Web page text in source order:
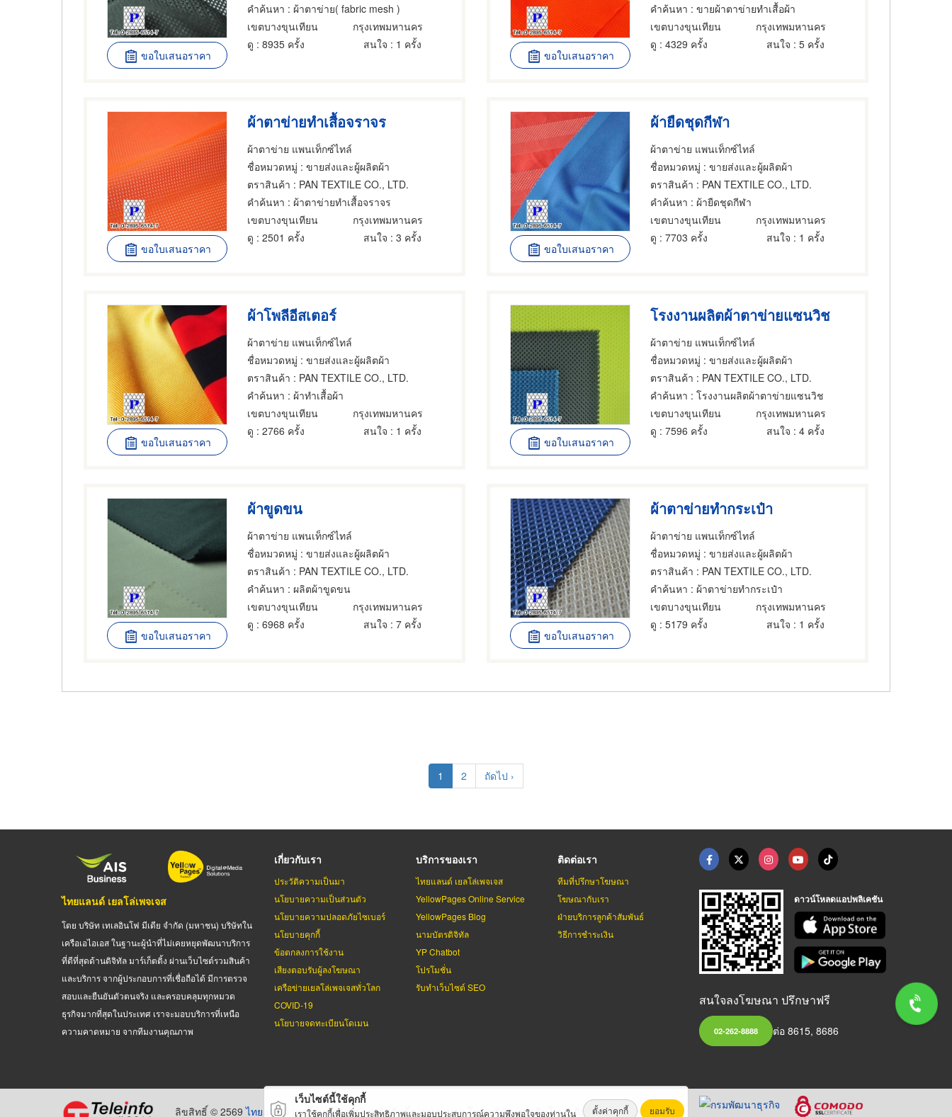
ขอใบเสนอราคา
คำค้นหา : ผ้าตาข่าย( fabric mesh )
เขตบางขุนเทียน
กรุงเทพมหานคร
ดู : 8935 ครั้ง สนใจ : 1 ครั้ง
ขอใบเสนอราคา
คำค้นหา : ขายผ้าตาข่ายทำเสื้อผ้า
เขตบางขุนเทียน
กรุงเทพมหานคร
ดู : 4329 ครั้ง สนใจ : 5 ครั้ง
ขอใบเสนอราคา
ผ้าตาข่ายทำเสื้อจราจร
ผ้าตาข่าย แพนเท็กซ์ไทล์
ชื่อหมวดหมู่ : ขายส่งและผู้ผลิตผ้า
ตราสินค้า : PAN TEXTILE CO., LTD.
คำค้นหา : ผ้าตาข่ายทำเสื้อจราจร
เขตบางขุนเทียน
กรุงเทพมหานคร
ดู : 2501 ครั้ง สนใจ : 3 ครั้ง
ขอใบเสนอราคา
ผ้ายืดชุดกีฬา
ผ้าตาข่าย แพนเท็กซ์ไทล์
ชื่อหมวดหมู่ : ขายส่งและผู้ผลิตผ้า
ตราสินค้า : PAN TEXTILE CO., LTD.
คำค้นหา : ผ้ายืดชุดกีฬา
เขตบางขุนเทียน
กรุงเทพมหานคร
ดู : 7703 ครั้ง สนใจ : 1 ครั้ง
ขอใบเสนอราคา
ผ้าโพลีอีสเตอร์
ผ้าตาข่าย แพนเท็กซ์ไทล์
ชื่อหมวดหมู่ : ขายส่งและผู้ผลิตผ้า
ตราสินค้า : PAN TEXTILE CO., LTD.
คำค้นหา : ผ้าทำเสื้อผ้า
เขตบางขุนเทียน
กรุงเทพมหานคร
ดู : 2766 ครั้ง สนใจ : 1 ครั้ง
ขอใบเสนอราคา
โรงงานผลิตผ้าตาข่ายแซนวิช
ผ้าตาข่าย แพนเท็กซ์ไทล์
ชื่อหมวดหมู่ : ขายส่งและผู้ผลิตผ้า
ตราสินค้า : PAN TEXTILE CO., LTD.
คำค้นหา : โรงงานผลิตผ้าตาข่ายแซนวิช
เขตบางขุนเทียน
กรุงเทพมหานคร
ดู : 7596 ครั้ง สนใจ : 4 ครั้ง
ขอใบเสนอราคา
ผ้าขูดขน
ผ้าตาข่าย แพนเท็กซ์ไทล์
ชื่อหมวดหมู่ : ขายส่งและผู้ผลิตผ้า
ตราสินค้า : PAN TEXTILE CO., LTD.
คำค้นหา : ผลิตผ้าขูดขน
เขตบางขุนเทียน
กรุงเทพมหานคร
ดู : 6968 ครั้ง สนใจ : 7 ครั้ง
ขอใบเสนอราคา
ผ้าตาข่ายทำกระเป๋า
ผ้าตาข่าย แพนเท็กซ์ไทล์
ชื่อหมวดหมู่ : ขายส่งและผู้ผลิตผ้า
ตราสินค้า : PAN TEXTILE CO., LTD.
คำค้นหา : ผ้าตาข่ายทำกระเป๋า
เขตบางขุนเทียน
กรุงเทพมหานคร
ดู : 5179 ครั้ง สนใจ : 1 ครั้ง
Current
page
1 Page
2
Next
page
ถัดไป ›
ไทยแลนด์ เยลโล่เพจเจส
โดย บริษัท เทเลอินโฟ มีเดีย จำกัด (มหาชน) บริษัทใน
เครือเอไอเอส ในฐานะผู้นำที่ไม่เคยหยุดพัฒนาบริการ
ที่ดีที่สุดด้านดิจิทัล มาร์เก็ตติ้ง ผ่านเว็บไซต์รวมสินค้า
และบริการ จากผู้ประกอบการที่เชื่อถือได้ มีการตรวจ
สอบและยืนยันตัวตนจริง และครอบคลุมทุกหมวด
ธุรกิจมากที่สุดในประเทศ เราจะมอบบริการที่เหนือ
ความคาดหมาย จากทีมงานคุณภาพ
เกี่ยวกับเรา
ประวัติความเป็นมา
นโยบายความเป็นส่วนตัว
นโยบายความปลอดภัยไซเบอร์
นโยบายคุกกี้
ข้อตกลงการใช้งาน
เสียงตอบรับผู้ลงโฆษณา
เครือข่ายเยลโล่เพจเจสทั่วโลก
COVID-19
นโยบายจดทะเบียนโดเมน
บริการของเรา
ไทยแลนด์ เยลโล่เพจเจส
YellowPages Online Service
YellowPages Blog
นามบัตรดิจิทัล
YP Chatbot
โปรโมชั่น
รับทำเว็บไซต์ SEO
ติดต่อเรา
ทีมที่ปรึกษาโฆษณา
โฆษณากับเรา
ฝ่ายบริการลูกค้าสัมพันธ์
วิธีการชำระเงิน
ดาวน์โหลดแอปพลิเคชัน
สนใจลงโฆษณา ปรึกษาฟรี
02-262-8888 ต่อ 8615, 8686
ลิขสิทธิ์ © 2569ไทยแลนด์ เยลโล่เพจเจสสงวนลิขสิทธิ์ตามกฏหมาย โดยบริษัท เทเลอินโฟ มีเดีย จำกัด (มหาชน)
เว็บไซต์นี้ใช้คุกกี้
เราใช้คุกกี้เพื่อเพิ่มประสิทธิภาพและมอบประสบการณ์ความพึงพอใจของท่านใน ตั้งค่าคุกกี้ ยอมรับ